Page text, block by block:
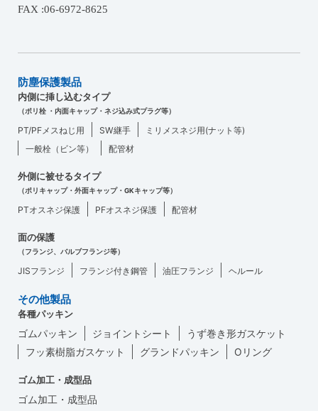
FAX :06-6972-8625
防塵保護製品
内側に挿し込むタイプ
（ポリ栓 ・内面キャップ・ネジ込み式プラグ等）
PT/PFメスねじ用 SW継手
ミリメスネジ用(ナット等)
一般栓（ビン等）
配管材
外側に被せるタイプ
（ポリキャップ・外面キャップ・GKキャップ等）
PTオスネジ保護 PFオスネジ保護 配管材
面の保護
（フランジ、バルブフランジ等）
JISフランジ フランジ付き鋼管 油圧フランジ ヘルール
その他製品
各種パッキン
ゴムパッキン ジョイントシート
うず巻き形ガスケット
フッ素樹脂ガスケット
グランドパッキン Oリング
ゴム加工・成型品
ゴム加工・成型品